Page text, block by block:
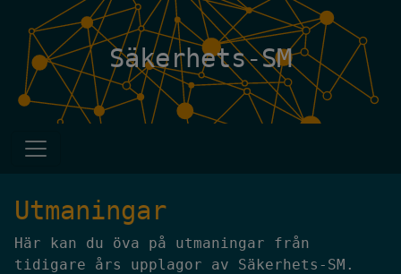
Säkerhets-SM
Utmaningar
Här kan du öva på utmaningar från
tidigare års upplagor av Säkerhets-SM.